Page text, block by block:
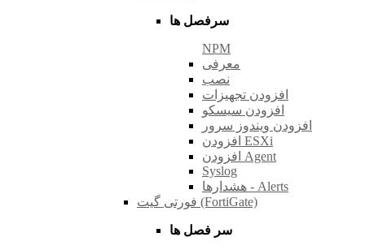
سرفصل ها
NPM
معرفی
نصب
افزودن تجهیزات
افزودن سیسکو
افزودن ویندوز سرور
افزودن ESXi
افزودن Agent
Syslog
هشدارها - Alerts
فورتی گیت (FortiGate)
سر فصل ها